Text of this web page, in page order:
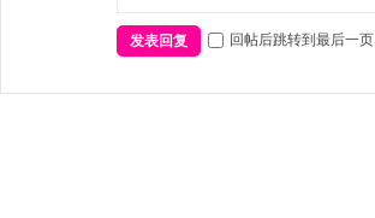
发表回复 回帖后跳转到最后一页